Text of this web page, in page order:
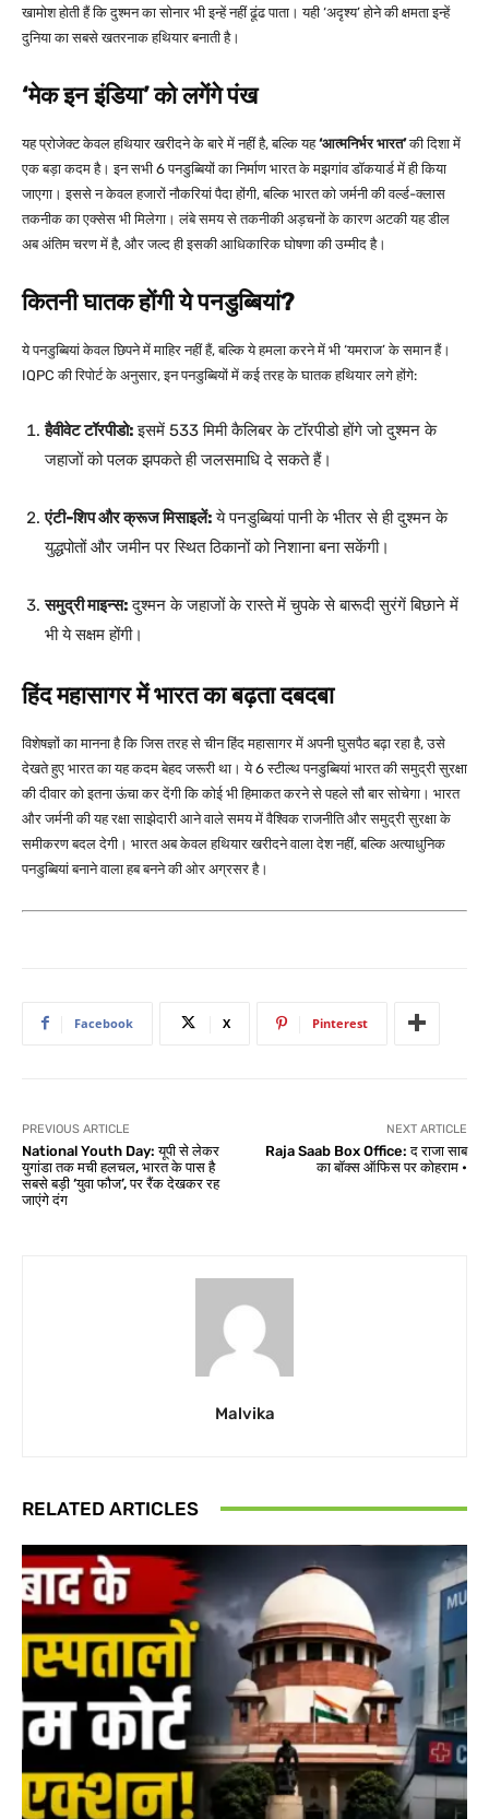
खामोश होती हैं कि दुश्मन का सोनार भी इन्हें नहीं ढूंढ पाता। यही ‘अदृश्य’ होने की क्षमता इन्हें
दुनिया का सबसे खतरनाक हथियार बनाती है।
‘मेक इन इंडिया’ को लगेंगे पंख
यह प्रोजेक्ट केवल हथियार खरीदने के बारे में नहीं है, बल्कि यह‘आत्मनिर्भर भारत’की दिशा में
एक बड़ा कदम है। इन सभी 6 पनडुब्बियों का निर्माण भारत के मझगांव डॉकयार्ड में ही किया
जाएगा। इससे न केवल हजारों नौकरियां पैदा होंगी, बल्कि भारत को जर्मनी की वर्ल्ड-क्लास
तकनीक का एक्सेस भी मिलेगा। लंबे समय से तकनीकी अड़चनों के कारण अटकी यह डील
अब अंतिम चरण में है, और जल्द ही इसकी आधिकारिक घोषणा की उम्मीद है।
कितनी घातक होंगी ये पनडुब्बियां?
ये पनडुब्बियां केवल छिपने में माहिर नहीं हैं, बल्कि ये हमला करने में भी ‘यमराज’ के समान हैं।
IQPC की रिपोर्ट के अनुसार, इन पनडुब्बियों में कई तरह के घातक हथियार लगे होंगे:
हैवीवेट टॉरपीडो:इसमें 533 मिमी कैलिबर के टॉरपीडो होंगे जो दुश्मन के
जहाजों को पलक झपकते ही जलसमाधि दे सकते हैं।
एंटी-शिप और क्रूज मिसाइलें:ये पनडुब्बियां पानी के भीतर से ही दुश्मन के
युद्धपोतों और जमीन पर स्थित ठिकानों को निशाना बना सकेंगी।
समुद्री माइन्स:दुश्मन के जहाजों के रास्ते में चुपके से बारूदी सुरंगें बिछाने में
भी ये सक्षम होंगी।
हिंद महासागर में भारत का बढ़ता दबदबा
विशेषज्ञों का मानना है कि जिस तरह से चीन हिंद महासागर में अपनी घुसपैठ बढ़ा रहा है, उसे
देखते हुए भारत का यह कदम बेहद जरूरी था। ये 6 स्टील्थ पनडुब्बियां भारत की समुद्री सुरक्षा
की दीवार को इतना ऊंचा कर देंगी कि कोई भी हिमाकत करने से पहले सौ बार सोचेगा। भारत
और जर्मनी की यह रक्षा साझेदारी आने वाले समय में वैश्विक राजनीति और समुद्री सुरक्षा के
समीकरण बदल देगी। भारत अब केवल हथियार खरीदने वाला देश नहीं, बल्कि अत्याधुनिक
पनडुब्बियां बनाने वाला हब बनने की ओर अग्रसर है।
Facebook X Pinterest
PREVIOUS ARTICLE
National Youth Day: यूपी से लेकर
युगांडा तक मची हलचल, भारत के पास है
सबसे बड़ी ‘युवा फौज’, पर रैंक देखकर रह
जाएंगे दंग
NEXT ARTICLE
Raja Saab Box Office: द राजा साब
का बॉक्स ऑफिस पर कोहराम •
Malvika
RELATED ARTICLES